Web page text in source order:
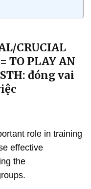
CRUCIAL
TO PLAY AN
đóng vai
role in training
effective
the